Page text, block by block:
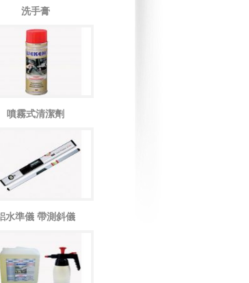
洗手膏
噴霧式清潔劑
水準儀 帶測斜儀